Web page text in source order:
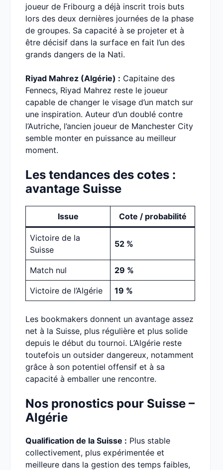
joueur de Fribourg a déjà inscrit trois buts
lors des deux dernières journées de la phase
de groupes. Sa capacité à se projeter et à
être décisif dans la surface en fait l’un des
grands dangers de la Nati.
Riyad Mahrez (Algérie) : Capitaine des
Fennecs, Riyad Mahrez reste le joueur
capable de changer le visage d’un match sur
une inspiration. Auteur d’un doublé contre
l’Autriche, l’ancien joueur de Manchester City
semble monter en puissance au meilleur
moment.
Les tendances des cotes :
avantage Suisse
Issue Cote / probabilité
Victoire de la
Suisse
52 %
Match nul 29 %
Victoire de l’Algérie 19 %
Les bookmakers donnent un avantage assez
net à la Suisse, plus régulière et plus solide
depuis le début du tournoi. L’Algérie reste
toutefois un outsider dangereux, notamment
grâce à son potentiel offensif et à sa
capacité à emballer une rencontre.
Nos pronostics pour Suisse –
Algérie
Qualification de la Suisse : Plus stable
collectivement, plus expérimentée et
meilleure dans la gestion des temps faibles,